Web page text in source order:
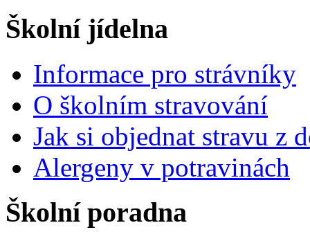
Školní jídelna
Informace pro strávníky
O školním stravování
Jak si objednat stravu z
Alergeny v potravinách
Školní poradna